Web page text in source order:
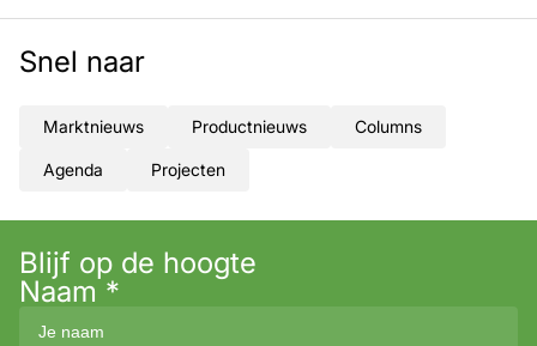
Snel naar
Marktnieuws Productnieuws Columns
Agenda Projecten
Blijf op de hoogte
Naam *